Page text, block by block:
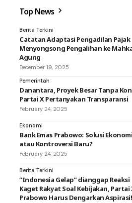
Top News
Berita Terkini
Catatan Adaptasi Pengadilan Pajak
Menyongsong Pengalihan ke
Agung
December 19, 2025
Pemerintah
Danantara, Proyek Besar Tanpa
Partai X Pertanyakan Transparansi
February 24, 2025
Ekonomi
Bank Emas Prabowo: Solusi Ekonomi
atau Kontroversi Baru?
February 24, 2025
Berita Terkini
“Indonesia Gelap” dianggap Reaksi
Kaget Rakyat Soal Kebijakan, Partai
Prabowo Harus Dengarkan Aspirasi!